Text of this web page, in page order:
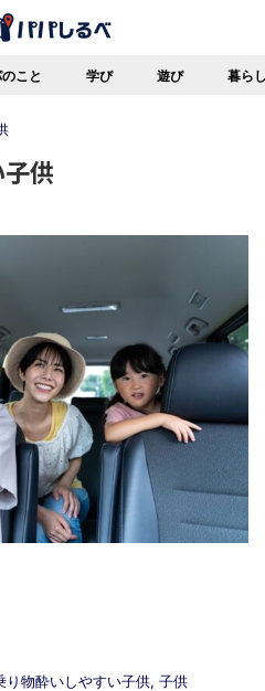
こと 学び 遊び 暮ら
供
り物酔いしやすい子供, 子供